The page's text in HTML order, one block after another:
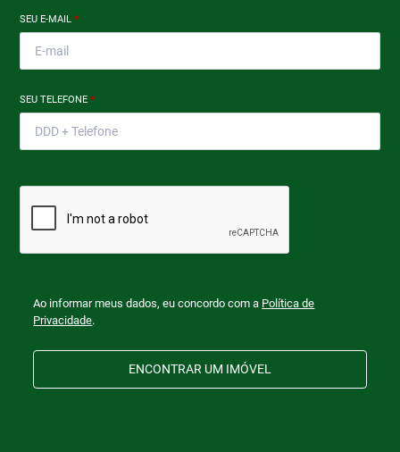
SEU E-MAIL*
SEU TELEFONE*
Ao informar meus dados, eu concordo com a Política de
Privacidade.
ENCONTRAR UM IMÓVEL